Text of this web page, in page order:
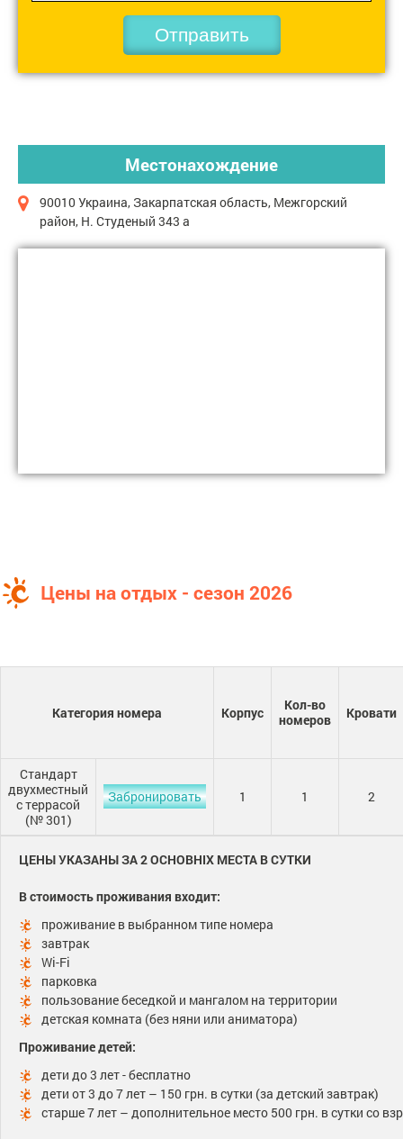
Местонахождение
90010 Украина, Закарпатская область, Межгорский
район, Н. Студеный 343 а
Отправить
Цены на отдых - сезон 2026
Категория номера Корпус
Кол-во
номеров
Кровати
Стандарт
двухместный
с террасой
(№ 301)
Забронировать 1 1 2
ЦЕНЫ УКАЗАНЫ ЗА 2 ОСНОВНІХ МЕСТА В СУТКИ
В стоимость проживания входит:
проживание в выбранном типе номера
завтрак
Wi-Fi
парковка
пользование беседкой и мангалом на территории
детская комната (без няни или аниматора)
Проживание детей:
дети до 3 лет - бесплатно
дети от 3 до 7 лет – 150 грн. в сутки (за детский завтрак)
старше 7 лет – дополнительное место 500 грн. в сутки со